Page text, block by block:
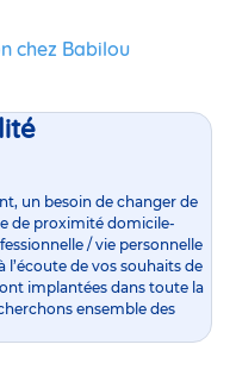
chez Babilou
un besoin de changer de
de proximité domicile-
/ vie personnelle
de vos souhaits de
implantées dans toute la
ensemble des